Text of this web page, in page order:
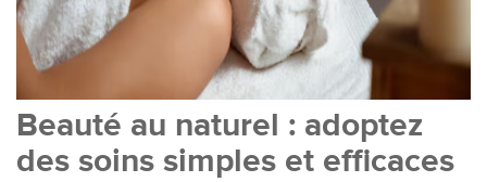
Beauté au naturel : adoptez
des soins simples et efficaces